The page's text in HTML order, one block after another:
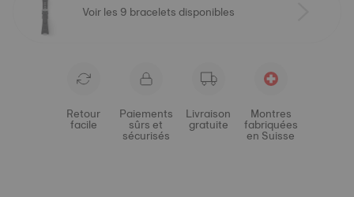
Voir les 9 bracelets disponibles
Retour
facile
Paiements
sûrs et
sécurisés
Livraison
gratuite
Montres
fabriquées
en Suisse